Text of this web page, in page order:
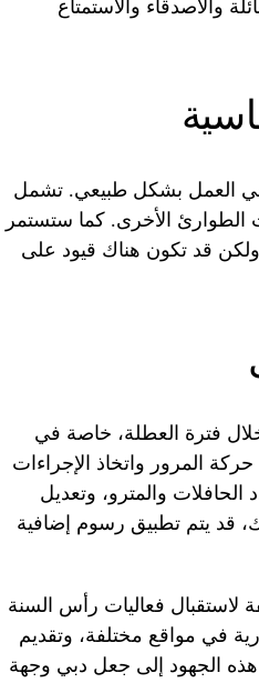
والأصدقاء والاستمتاع
العمل بشكل طبيعي. تشمل
الطوارئ الأخرى. كما ستستمر
قد تكون هناك قيود على
فترة العطلة، خاصة في
المرور واتخاذ الإجراءات
الحافلات والمترو، وتعديل
قد يتم تطبيق رسوم إضافية
لاستقبال فعاليات رأس السنة
في مواقع مختلفة، وتقديم
هذه الجهود إلى جعل دبي وجهة